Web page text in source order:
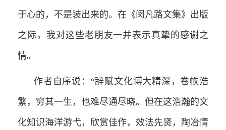
于心的，不是装出来的。在《闵凡路文集》出版
之际，我对这些老朋友一并表示真挚的感谢之
情。
作者自序说：“辞赋文化博大精深，卷帙浩
繁，穷其一生，也难尽通尽晓。但在这浩瀚的文
化知识海洋游弋，欣赏佳作，效法先贤，陶冶情